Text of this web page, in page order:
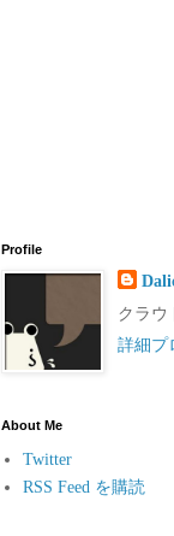
Profile
クラウ
詳細プ
About Me
Twitter
RSS Feed を購読